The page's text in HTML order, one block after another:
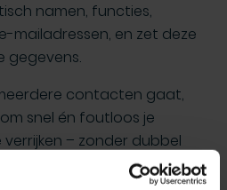
namen, functies,
mailadressen, en zet deze
gegevens.
contacten gaat,
snel én foutloos je
– zonder dubbel